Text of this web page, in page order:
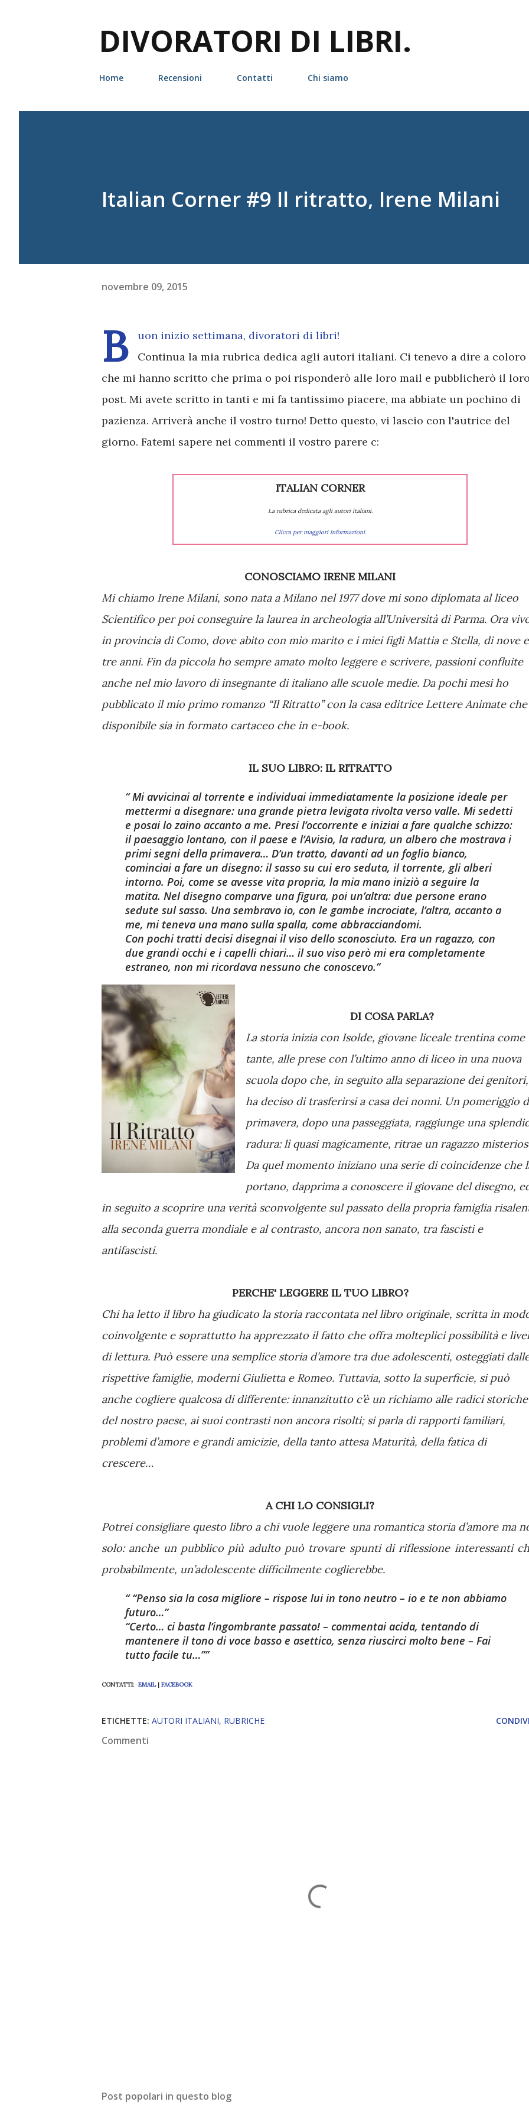
DIVORATORI DI LIBRI.
Home Recensioni Contatti Chi siamo
Italian Corner #9 Il ritratto, Irene Milani
novembre 09, 2015
B
uon inizio settimana, divoratori di libri!
Continua la mia rubrica dedica agli autori italiani. Ci tenevo a dire a coloro
che mi hanno scritto che prima o poi risponderò alle loro mail e pubblicherò il
post. Mi avete scritto in tanti e mi fa tantissimo piacere, ma abbiate un pochino di
pazienza. Arriverà anche il vostro turno! Detto questo, vi lascio con l'autrice del
giorno. Fatemi sapere nei commenti il vostro parere c:
ITALIAN CORNER
La rubrica dedicata agli autori italiani.
Clicca per maggiori informazioni.
CONOSCIAMO IRENE MILANI
Mi chiamo Irene Milani, sono nata a Milano nel 1977 dove mi sono diplomata al liceo
Scientifico per poi conseguire la laurea in archeologia all’Università di Parma. Ora
in provincia di Como, dove abito con mio marito e i miei figli Mattia e Stella, di nove e
tre anni. Fin da piccola ho sempre amato molto leggere e scrivere, passioni confluite
anche nel mio lavoro di insegnante di italiano alle scuole medie. Da pochi mesi ho
pubblicato il mio primo romanzo “Il Ritratto” con la casa editrice Lettere Animate
disponibile sia in formato cartaceo che in e-book.
IL SUO LIBRO: IL RITRATTO
Mi avvicinai al torrente e individuai immediatamente la posizione ideale per
mettermi a disegnare: una grande pietra levigata rivolta verso valle. Mi sedetti
e posai lo zaino accanto a me. Presi l’occorrente e iniziai a fare qualche schizzo:
il paesaggio lontano, con il paese e l’Avisio, la radura, un albero che mostrava i
primi segni della primavera… D’un tratto, davanti ad un foglio bianco,
cominciai a fare un disegno: il sasso su cui ero seduta, il torrente, gli alberi
intorno. Poi, come se avesse vita propria, la mia mano iniziò a seguire la
matita. Nel disegno comparve una figura, poi un’altra: due persone erano
sedute sul sasso. Una sembravo io, con le gambe incrociate, l’altra, accanto a
me, mi teneva una mano sulla spalla, come abbracciandomi.
Con pochi tratti decisi disegnai il viso dello sconosciuto. Era un ragazzo, con
due grandi occhi e i capelli chiari… il suo viso però mi era completamente
estraneo, non mi ricordava nessuno che conoscevo.
DI COSA PARLA?
La storia inizia con Isolde, giovane liceale trentina come
tante, alle prese con l’ultimo anno di liceo in una nuova
scuola dopo che, in seguito alla separazione dei genitori,
ha deciso di trasferirsi a casa dei nonni. Un pomeriggio
primavera, dopo una passeggiata, raggiunge una
radura: lì quasi magicamente, ritrae un ragazzo
Da quel momento iniziano una serie di coincidenze che
portano, dapprima a conoscere il giovane del disegno,
in seguito a scoprire una verità sconvolgente sul passato della propria famiglia
alla seconda guerra mondiale e al contrasto, ancora non sanato, tra fascisti e
antifascisti.
PERCHE' LEGGERE IL TUO LIBRO?
Chi ha letto il libro ha giudicato la storia raccontata nel libro originale, scritta in
coinvolgente e soprattutto ha apprezzato il fatto che offra molteplici possibilità e
di lettura. Può essere una semplice storia d’amore tra due adolescenti, osteggiati
rispettive famiglie, moderni Giulietta e Romeo. Tuttavia, sotto la superficie, si può
anche cogliere qualcosa di differente: innanzitutto c’è un richiamo alle radici storiche
del nostro paese, ai suoi contrasti non ancora risolti; si parla di rapporti familiari,
problemi d’amore e grandi amicizie, della tanto attesa Maturità, della fatica di
crescere…
A CHI LO CONSIGLI?
Potrei consigliare questo libro a chi vuole leggere una romantica storia d’amore ma
solo: anche un pubblico più adulto può trovare spunti di riflessione interessanti
probabilmente, un’adolescente difficilmente coglierebbe.
“Penso sia la cosa migliore – rispose lui in tono neutro – io e te non abbiamo
futuro…”
“Certo… ci basta l’ingombrante passato! – commentai acida, tentando di
mantenere il tono di voce basso e asettico, senza riuscirci molto bene – Fai
tutto facile tu…”
CONTATTI: EMAIL| FACEBOOK
ETICHETTE: AUTORI ITALIANI RUBRICHE
Commenti
Post popolari in questo blog